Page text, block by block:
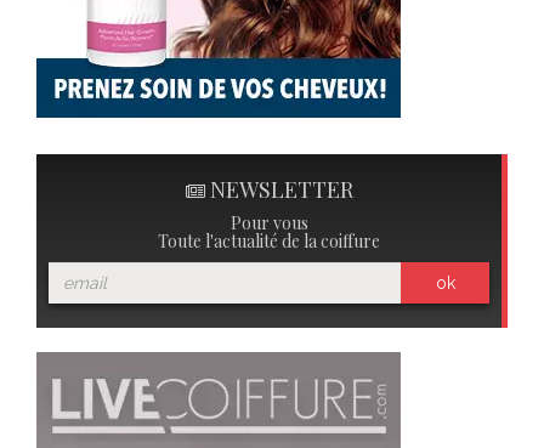
NEWSLETTER
Pour vous
Toute l'actualité de la coiffure
ok